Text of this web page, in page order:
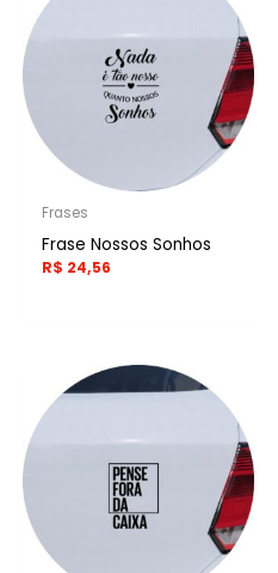
Frases
Frase Nossos Sonhos
R$ 24,56